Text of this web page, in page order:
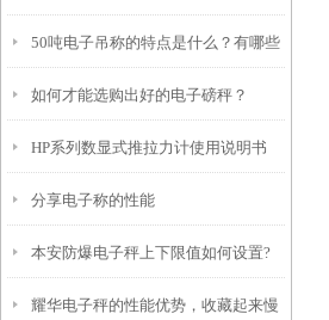
50吨电子吊称的特点是什么？有哪些
优势？
如何才能选购出好的电子磅秤？
HP系列数显式推拉力计使用说明书
分享电子称的性能
本安防爆电子秤上下限值如何设置?
耀华电子秤的性能优势，收藏起来慢